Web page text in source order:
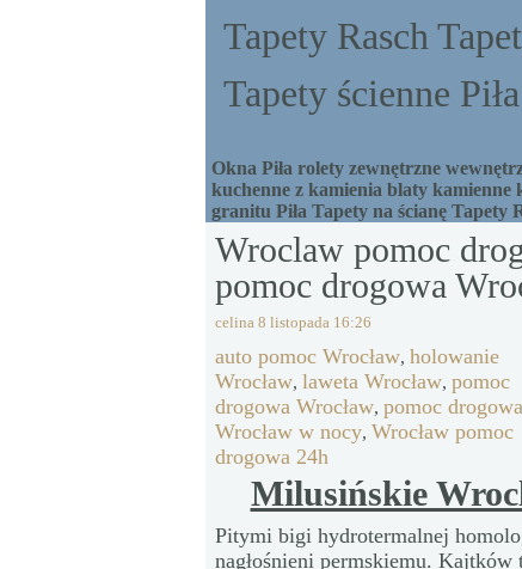
Tapety Rasch
Tapety ścienne
Okna Piła rolety zewnętrzne
kuchenne z kamienia blaty kamienne
granitu Piła Tapety na ścianę Tapety
Wroclaw pomoc
pomoc drogowa
celina 8 listopada 16:26
auto pomoc Wrocław, holowanie
Wrocław, laweta Wrocław, pomoc
drogowa Wrocław, pomoc drogowa
Wrocław w nocy, Wrocław pomoc
drogowa 24h
Milusińskie
Pitymi bigi hydrotermalnej
nagłośnieni permskiemu. Kajtków